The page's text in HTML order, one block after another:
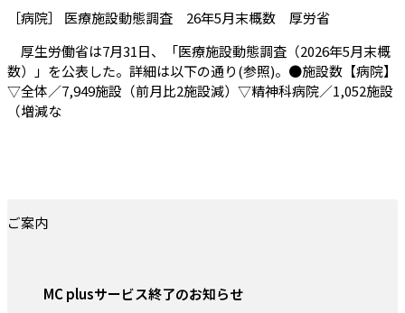
［病院］ 医療施設動態調査 26年5月末概数 厚労省（会員限定
厚生労働省は7月31日、「医療施設動態調査（2026年5月末概
数）」を公表した。詳細は以下の通り(参照)。●施設数【病院】
▽全体／7,949施設（前月比2施設減）▽精神科病院／1,052施設
（増減な
ご案内
MC plusサービス終了のお知らせ